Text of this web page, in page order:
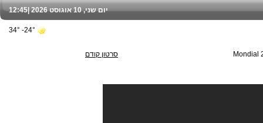
סרטון קודם Mondial
12:45 יום שני, 10 אוגוסט 2026 |
24°- 34°